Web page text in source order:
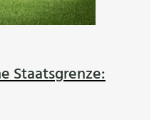
Staatsgrenze: